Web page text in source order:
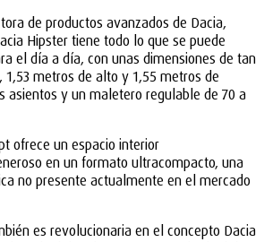
de productos avanzados de Dacia,
Hipster tiene todo lo que se puede
el día a día, con unas dimensiones de tan
1,53 metros de alto y 1,55 metros de
asientos y un maletero regulable de 70 a
ofrece un espacio interior
en un formato ultracompacto, una
no presente actualmente en el mercado
es revolucionaria en el concepto Dacia